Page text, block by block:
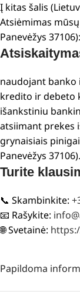
Į kitas šalis
Atsiėmimas
Panevėžys
naudojant banko
kredito ir debeto
išankstiniu
atsiimant prekes
grynaisiais
Panevėžys 37106).
Turite
📞 Skambinkite:
📧 Rašykite:
🌐 Svetainė:
Papildoma